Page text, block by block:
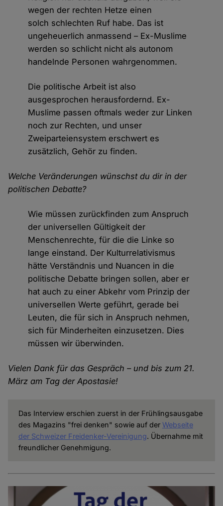
wegen der rechten Hetze einen
solch schlechten Ruf habe. Das ist
ungeheuerlich anmassend – Ex-Muslime
werden so schlicht nicht als autonom
handelnde Personen wahrgenommen.
Die politische Arbeit ist also
ausgesprochen herausfordernd. Ex-
Muslime passen oftmals weder zur Linken
noch zur Rechten, und unser
Zweiparteiensystem erschwert es
zusätzlich, Gehör zu finden.
Welche Veränderungen wünschst du dir in der
politischen Debatte?
Wie müssen zurückfinden zum Anspruch
der universellen Gültigkeit der
Menschenrechte, für die die Linke so
lange einstand. Der Kulturrelativismus
hätte Verständnis und Nuancen in die
politische Debatte bringen sollen, aber er
hat auch zu einer Abkehr vom Prinzip der
universellen Werte geführt, gerade bei
Leuten, die für sich in Anspruch nehmen,
sich für Minderheiten einzusetzen. Dies
müssen wir überwinden.
Vielen Dank für das Gespräch – und bis zum 21.
März am Tag der Apostasie!
Das Interview erschien zuerst in der Frühlingsausgabe
des Magazins "frei denken" sowie auf der Webseite
der Schweizer Freidenker-Vereinigung. Übernahme mit
freundlicher Genehmigung.